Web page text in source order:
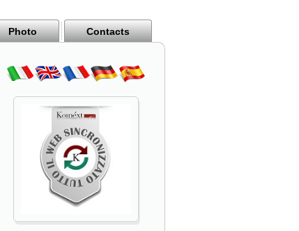
Photo Contacts